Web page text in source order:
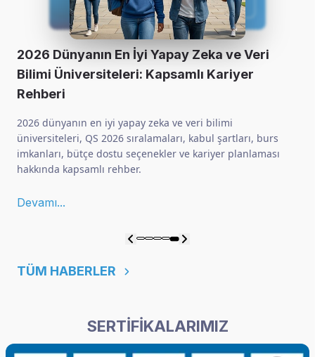
2026 Dünyanın En İyi Yapay Zeka ve Veri
Bilimi Üniversiteleri: Kapsamlı Kariyer
Rehberi
2026 dünyanın en iyi yapay zeka ve veri bilimi
üniversiteleri, QS 2026 sıralamaları, kabul şartları, burs
imkanları, bütçe dostu seçenekler ve kariyer planlaması
hakkında kapsamlı rehber.
Devamı...
TÜM HABERLER
SERTİFİKALARIMIZ